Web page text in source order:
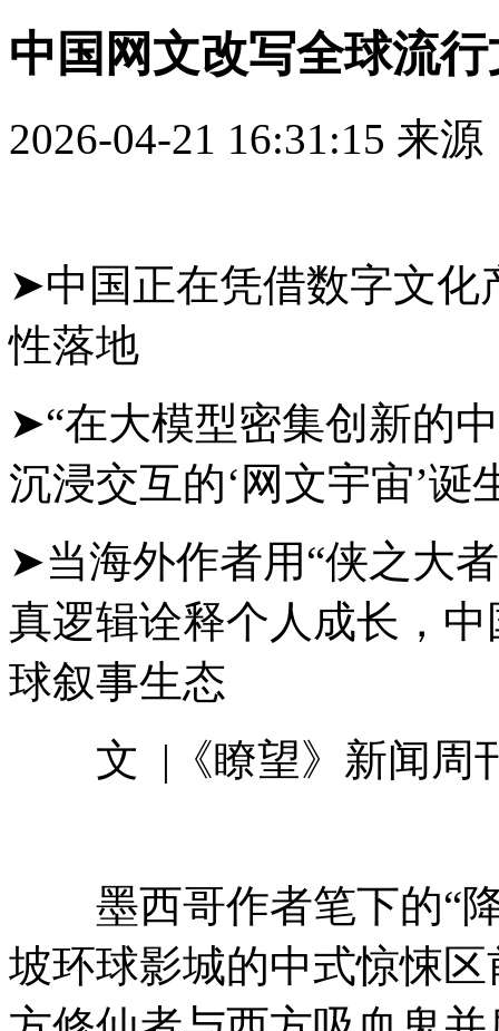
中国网文改写全球流
2026-04-21 16:31:15 来
➤中国正在凭借数字文化
性落地
➤“在大模型密集创新的
沉浸交互的‘网文宇宙’诞
➤当海外作者用“侠之大
真逻辑诠释个人成长，
球叙事生态
文 |《瞭望》新闻周
墨西哥作者笔下的“降
坡环球影城的中式惊悚